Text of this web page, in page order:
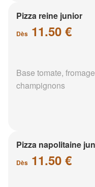
Pizza reine junior
Dès 11.50 €
Base tomate,
champignons
Pizza napolitaine
Dès 11.50 €